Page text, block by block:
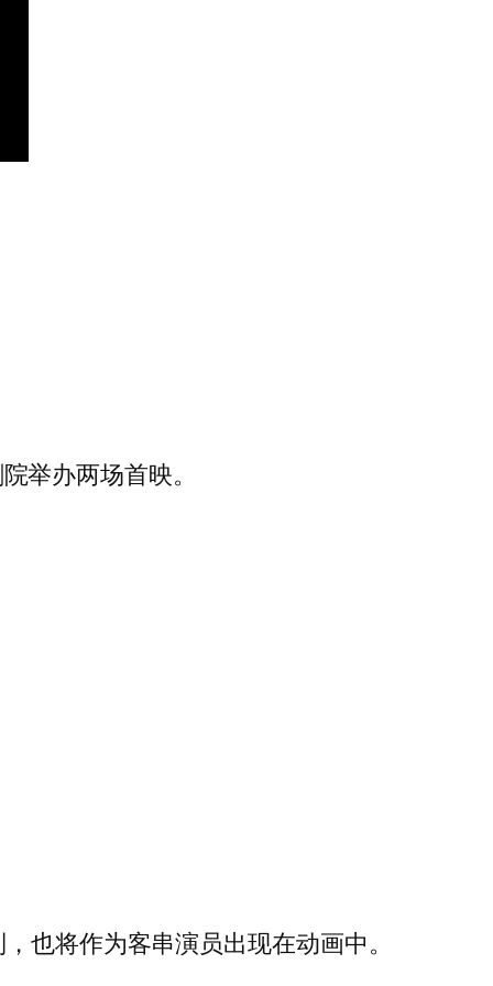
举办两场首映。
也将作为客串演员出现在动画中。